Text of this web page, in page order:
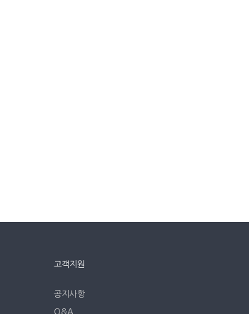
고객지원
공지사항
Q&A